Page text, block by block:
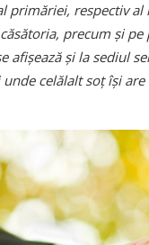
primăriei, respectiv
precum şi
afişează şi la sediul
celălalt soţ îşi